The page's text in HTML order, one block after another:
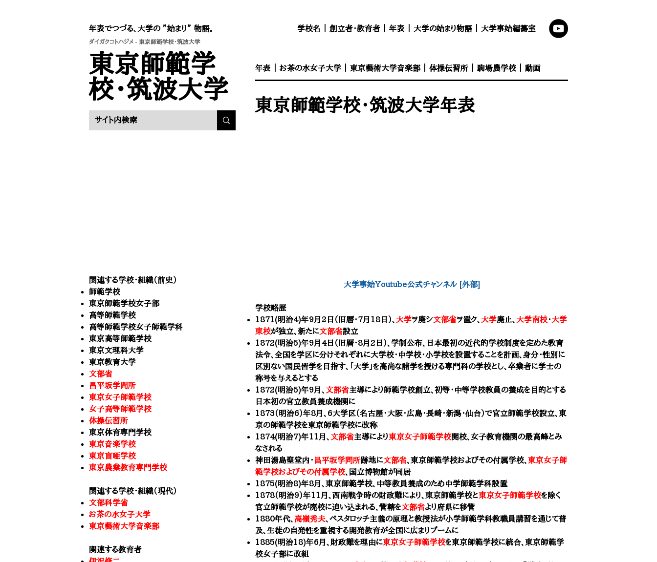
年表でつづる、大学の ”始まり” 物語。 学校名 創立者・教育者 年表 大学の始まり物語 大学事始編纂室
ダイガクコトハジメ - 東京師範学校・筑波大学
東京師範学
校・筑波大学
​関連する学校・組織（前史）
師範学校
東京師範学校女子部
高等師範学校
高等師範学校女子師範学科
東京高等師範学校
東京文理科大学
東京教育大学
文部省
昌平坂学問所
東京女子師範学校
女子高等師範学校
体操伝習所
東京体育専門学校
東京音楽学校
東京盲唖学校
東京農業教育専門学校
関連する学校・組織（現代）
文部科学省
お茶の水女子大学
東京藝術大学音楽部
関連する教育者
年表 ｜ お茶の水女子大学 東京藝術大学音楽部 体操伝習所 駒場農学校 動画
大学事始Youtube公式チャンネル [外部]
学校略歴
1871(明治4)年9月2日（旧暦・7月18日）、 大学ヲ廃シ文部省ヲ置ク、 大学廃止、 大学南校・大学
東校が独立、新たに文部省設立
1872(明治5)年9月4日（旧暦・8月2日）、学制公布、日本最初の近代的学校制度を定めた教育
法令、全国を学区に分けそれぞれに大学校・中学校・小学校を設置することを計画、身分・性別に
区別ない国民皆学を目指す、「大学」を高尚な諸学を授ける専門科の学校とし、卒業者に学士の
称号を与えるとする
1872(明治5)年9月、 文部省主導により師範学校創立、初等・中等学校教員の養成を目的とする
日本初の官立教員養成機関に
1873（明治6）年8月、6大学区（名古屋・大阪・広島・長崎・新潟・仙台）で官立師範学校設立、東
京の師範学校を東京師範学校に改称
1874(明治7)年11月、 文部省主導により東京女子師範学校開校、 女子教育機関の最高峰とみ
なされる
神田湯島聖堂内・ 昌平坂学問所跡地に文部省、 東京師範学校およびその付属学校、 東京女子師
範学校およびその付属学校、国立博物館が同居
1875(明治8)年8月、 東京師範学校、 中等教員養成のため中学師範学科設置
1878（明治9）年11月、 西南戦争時の財政難により、 東京師範学校と東京女子師範学校を除く
官立師範学校が廃校に追い込まれる、管轄を文部省より府県に移管
1880年代、 高嶺秀夫、ペスタロッチ主義の原理と教授法が小学師範学科教職員講習を通じて普
及、生徒の自発性を重視する開発教育が全国に広まりブームに
1885(明治18)年6月、財政難を理由に東京女子師範学校を東京師範学校に統合、 東京師範学
校女子部に改組
​東京師範学校・筑波大学年表